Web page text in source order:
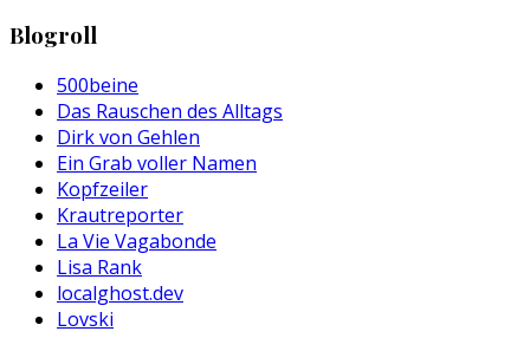
Blogroll
500beine
Das Rauschen des Alltags
Dirk von Gehlen
Ein Grab voller Namen
Kopfzeiler
Krautreporter
La Vie Vagabonde
Lisa Rank
localghost.dev
Lovski